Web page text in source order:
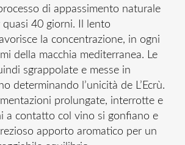
di appassimento naturale
quasi 40 giorni. Il lento
la concentrazione, in ogni
della macchia mediterranea. Le
sgrappolate e messe in
determinando l’unicità de L’Ecrù.
prolungate, interrotte e
a contatto col vino si gonfiano e
apporto aromatico per un